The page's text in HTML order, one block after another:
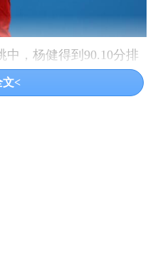
中，杨健得到90.10分排
一。在第二跳中，杨健
缘的总分是183.60分排
文<